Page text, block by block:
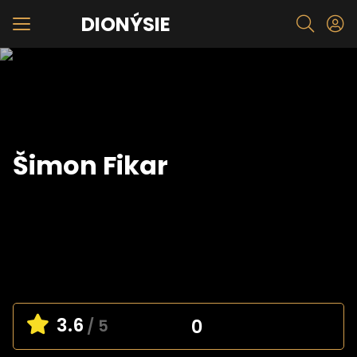
DIONÝSIE
Šimon Fikar
3.6 / 5 0